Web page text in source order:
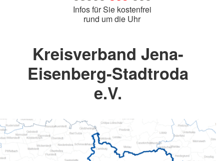
Infos für Sie kostenfrei
rund um die Uhr
Kreisverband Jena-
Eisenberg-Stadtroda
e.V.